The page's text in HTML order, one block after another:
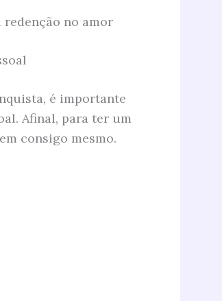
no amor
é importante
Afinal, para ter um
consigo mesmo.